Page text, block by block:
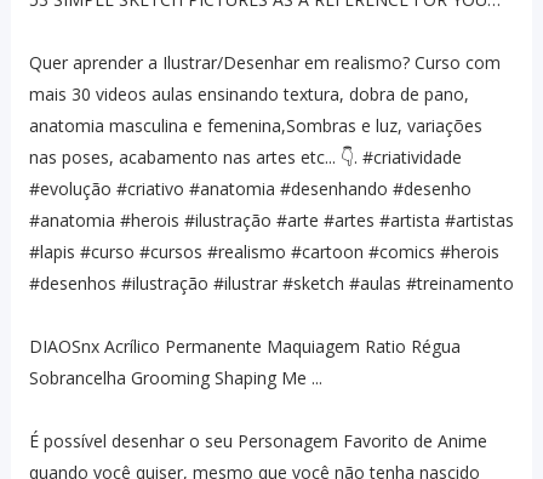
Quer aprender a Ilustrar/Desenhar em realismo? Curso com
mais 30 videos aulas ensinando textura, dobra de pano,
anatomia masculina e femenina,Sombras e luz, variações
nas poses, acabamento nas artes etc... 👇. #criatividade
#evolução #criativo #anatomia #desenhando #desenho
#anatomia #herois #ilustração #arte #artes #artista #artistas
#lapis #curso #cursos #realismo #cartoon #comics #herois
#desenhos #ilustração #ilustrar #sketch #aulas #treinamento
DIAOSnx Acrílico Permanente Maquiagem Ratio Régua
Sobrancelha Grooming Shaping Me ...
É possível desenhar o seu Personagem Favorito de Anime
quando você quiser, mesmo que você não tenha nascido